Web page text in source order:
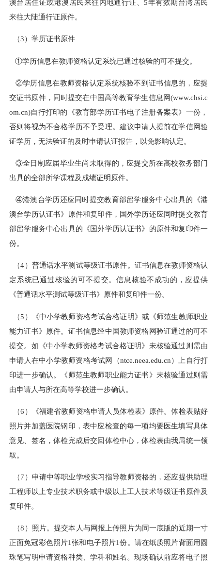
澳台居住证或港澳居民来往内地通行证、5年有效期台湾居民
来往大陆通行证原件。
（3）学历证书原件
①学历信息在教师资格认定系统已通过核验的可不提交。
②学历信息在教师资格认定系统核验不到证书信息的，应提
交证书原件，同时提交在中国高等教育学生信息网(www.chsi.c
om.cn)自行打印的《教育部学历证书电子注册备案表》一份，
否则将视为不合格学历不予受理。建议申请人提前在学信网验
证学历，无法验证的及时申请认证报告，以免影响认定。
③全日制应届毕业生尚未取得的，应提交所在高校教务部门
出具的全部所学课程及成绩证明原件。
④港澳台学历还应同时提交教育部留学服务中心出具的《港
澳台学历认证书》原件和复印件，国外学历还应同时提交教育
部留学服务中心出具的《国外学历认证书》的原件和复印件一
份。
（4）普通话水平测试等级证书原件。证书信息在教师资格认
定系统已通过核验的可不提交。信息核验不成功的，应提供
《普通话水平测试等级证书》原件和复印件一份。
（5）《中小学教师资格考试合格证明》或《师范生教师职业
能力证书》原件。证书信息经中国教师资格网验证通过的可不
提交。如《中小学教师资格考试合格证明》未核验通过则需由
申请人在中小学教师资格考试网（ntce.neea.edu.cn）上自行打
印进一步确认。《师范生教师职业能力证书》未核验通过则需
由申请人与所在高等学校进一步确认。
（6）《福建省教师资格申请人员体检表》原件。体检表贴好
照片并加盖医院钢印，表中应检查的每一项均要医生填写具体
意见、签名，体检完成后交回体检中心，体检表由我局统一领
取。
（7）申请中等职业学校实习指导教师资格的，还应提供助理
工程师以上专业技术职务或中级以上工人技术等级证书原件及
复印件。
（8）照片。提交本人与网报上传照片为同一底版的近期一寸
正面免冠彩色照片1张和电子照片1份。请在纸质照片背面用圆
珠笔写明申请资格种类、学科和姓名。现场确认前应将电子照